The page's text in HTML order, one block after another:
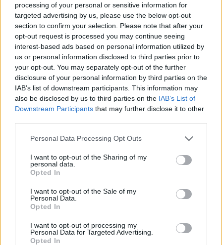
processing of your personal or sensitive information for
targeted advertising by us, please use the below opt-out
section to confirm your selection. Please note that after your
opt-out request is processed you may continue seeing
interest-based ads based on personal information utilized by
us or personal information disclosed to third parties prior to
your opt-out. You may separately opt-out of the further
disclosure of your personal information by third parties on the
IAB’s list of downstream participants. This information may
also be disclosed by us to third parties on the IAB’s List of
Downstream Participants that may further disclose it to other
Please note that this website/app uses one or more Google
not limited to your visit or usage behaviour. You may click to
grant or deny consent to Google and its third-party tags to
use your data for below specified purposes in below Google
consent section.
Personal Data Processing Opt Outs
I want to opt-out of the Sharing of my
personal data.
Opted In
I want to opt-out of the Sale of my
Personal Data.
Opted In
I want to opt-out of processing my
Personal Data for Targeted Advertising.
Opted In